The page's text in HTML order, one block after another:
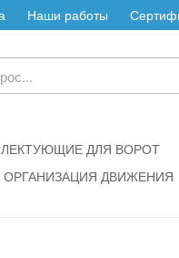
Наши работы
ДЛЯ ВОРОТ
ОРГАНИЗАЦИЯ ДВИЖЕНИЯ